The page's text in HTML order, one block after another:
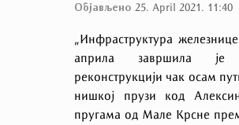
Објављено 25. April 2021. 11:40
„Инфраструктура
априла завршила
реконструкцији чак осам
нишкој прузи код
пругама од Мале Крсне